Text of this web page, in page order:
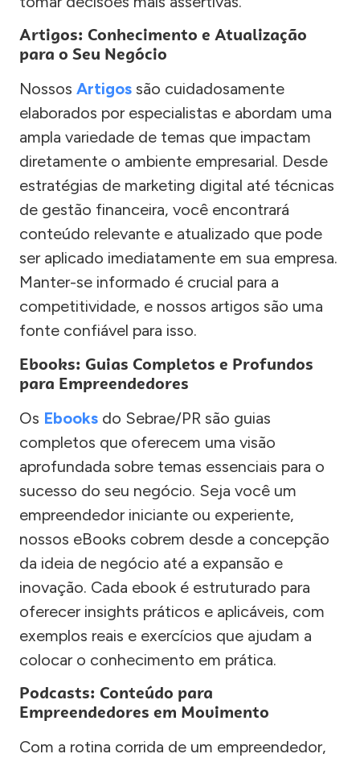
Artigos: Conhecimento e Atualização
para o Seu Negócio
Nossos Artigos são cuidadosamente
elaborados por especialistas e abordam uma
ampla variedade de temas que impactam
diretamente o ambiente empresarial. Desde
estratégias de marketing digital até técnicas
de gestão financeira, você encontrará
conteúdo relevante e atualizado que pode
ser aplicado imediatamente em sua empresa.
Manter-se informado é crucial para a
competitividade, e nossos artigos são uma
fonte confiável para isso.
Ebooks: Guias Completos e Profundos
para Empreendedores
Os Ebooks do Sebrae/PR são guias
completos que oferecem uma visão
aprofundada sobre temas essenciais para o
sucesso do seu negócio. Seja você um
empreendedor iniciante ou experiente,
nossos eBooks cobrem desde a concepção
da ideia de negócio até a expansão e
inovação. Cada ebook é estruturado para
oferecer insights práticos e aplicáveis, com
exemplos reais e exercícios que ajudam a
colocar o conhecimento em prática.
Podcasts: Conteúdo para
Empreendedores em Movimento
Com a rotina corrida de um empreendedor,